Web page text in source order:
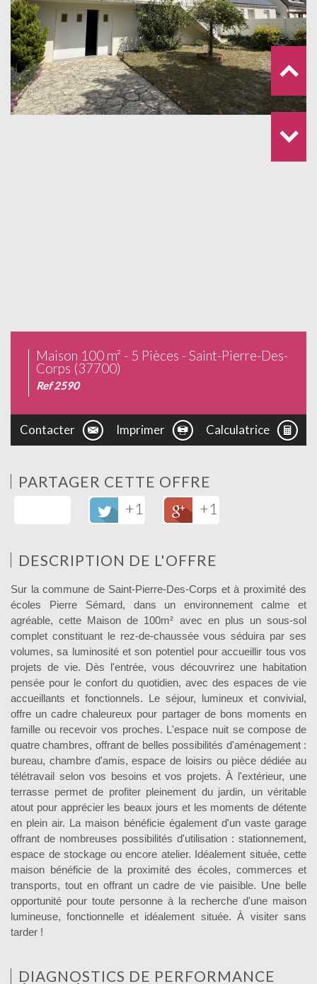
Maison 100 m² - 5 Pièces - Saint-Pierre-Des-
Corps (37700)
Ref 2590
Contacter Imprimer Calculatrice
PARTAGER CETTE OFFRE
+1
+1
DESCRIPTION DE L'OFFRE
Sur la commune de Saint-Pierre-Des-Corps et à proximité des
écoles Pierre Sémard, dans un environnement calme et
agréable, cette Maison de 100m² avec en plus un sous-sol
complet constituant le rez-de-chaussée vous séduira par ses
volumes, sa luminosité et son potentiel pour accueillir tous vos
projets de vie. Dès l'entrée, vous découvrirez une habitation
pensée pour le confort du quotidien, avec des espaces de vie
accueillants et fonctionnels. Le séjour, lumineux et convivial,
offre un cadre chaleureux pour partager de bons moments en
famille ou recevoir vos proches. L'espace nuit se compose de
quatre chambres, offrant de belles possibilités d'aménagement :
bureau, chambre d'amis, espace de loisirs ou pièce dédiée au
télétravail selon vos besoins et vos projets. À l'extérieur, une
terrasse permet de profiter pleinement du jardin, un véritable
atout pour apprécier les beaux jours et les moments de détente
en plein air. La maison bénéficie également d'un vaste garage
offrant de nombreuses possibilités d'utilisation : stationnement,
espace de stockage ou encore atelier. Idéalement située, cette
maison bénéficie de la proximité des écoles, commerces et
transports, tout en offrant un cadre de vie paisible. Une belle
opportunité pour toute personne à la recherche d'une maison
lumineuse, fonctionnelle et idéalement située. À visiter sans
tarder !
DIAGNOSTICS DE PERFORMANCE